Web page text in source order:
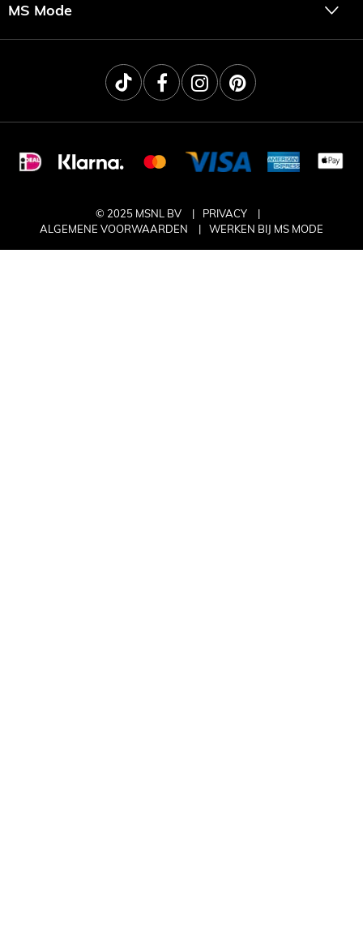
MS Mode
© 2025 MSNL BV
PRIVACY
ALGEMENE VOORWAARDEN
WERKEN BIJ MS MODE